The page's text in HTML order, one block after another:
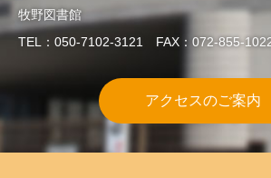
牧野図書館
TEL：050-7102-3121 FAX：072-855-
アクセスのご案内